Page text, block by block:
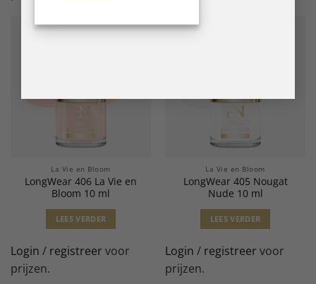
La Vie en Bloom
LongWear 406 La Vie en
Bloom 10 ml
LEES VERDER
Login / registreer voor
prijzen.
La Vie en Bloom
LongWear 405 Nougat
Nude 10 ml
LEES VERDER
Login / registreer voor
prijzen.